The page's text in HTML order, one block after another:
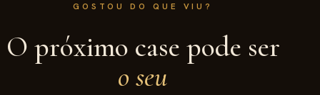
GOSTOU DO QUE VIU?
O próximo case pode ser
o seu